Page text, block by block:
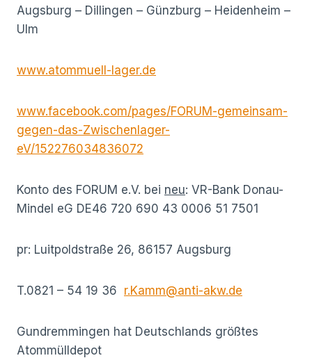
Augsburg – Dillingen – Günzburg – Heidenheim –
Ulm
www.atommuell-lager.de
www.facebook.com/pages/FORUM-gemeinsam-
gegen-das-Zwischenlager-
eV/152276034836072
Konto des FORUM e.V. bei neu: VR-Bank Donau-
Mindel eG DE46 720 690 43 0006 51 7501
pr: Luitpoldstraße 26, 86157 Augsburg
T.0821 – 54 19 36 r.Kamm@anti-akw.de
Gundremmingen hat Deutschlands größtes
Atommülldepot